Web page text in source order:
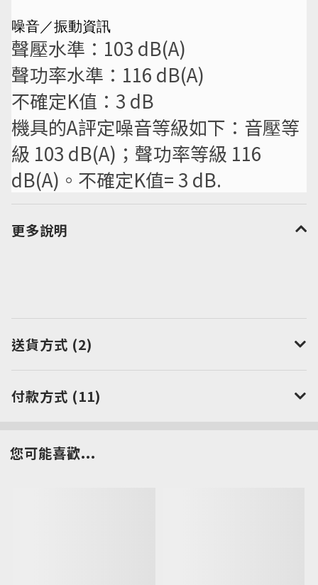
噪音／振動資訊
聲壓水準：103 dB(A)
聲功率水準：116 dB(A)
不確定K值：3 dB
機具的A評定噪音等級如下：音壓等
級 103 dB(A)；聲功率等級 116
dB(A)。不確定K值= 3 dB.
更多說明
送貨方式 (2)
付款方式 (11)
您可能喜歡...